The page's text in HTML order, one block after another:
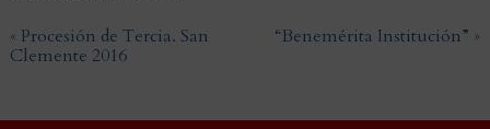
« Procesión de Tercia. San
Clemente 2016
“Benemérita Institución” »